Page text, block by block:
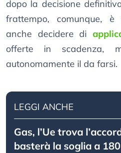
dopo la decisione
frattempo, comunque,
anche decidere di
offerte in scadenza,
autonomamente il da farsi.
LEGGI ANCHE
Gas, l’Ue trova
basterà la soglia a